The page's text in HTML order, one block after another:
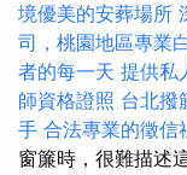
境優美的安葬場所
司，桃園地區專業
者的每一天 提供私
師資格證照 台北撥
手 合法專業的徵信
窗簾時，很難描述